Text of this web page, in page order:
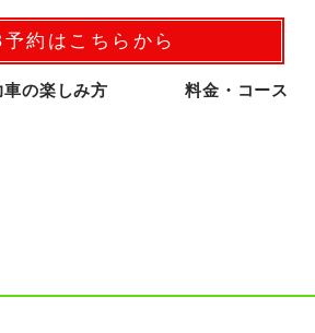
約はこちらから
車の楽しみ方 料金・コース